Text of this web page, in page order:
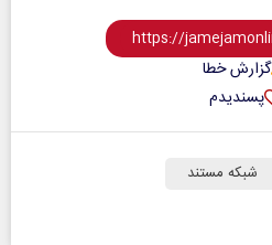
گزارش خطا
پسندیدم
شبکه مستند